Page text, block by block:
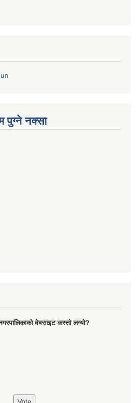
पुग्ने नक्सा
वेबसाइट कस्तो लग्यो?